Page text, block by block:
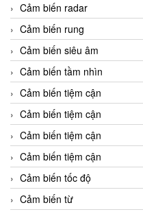
Cảm biến radar
Cảm biến rung
Cảm biến siêu âm
Cảm biến tầm nhìn
Cảm biến tiệm cận
Cảm biến tiệm cận
Cảm biến tiệm cận
Cảm biến tiệm cận
Cảm biến tốc độ
Cảm biến từ